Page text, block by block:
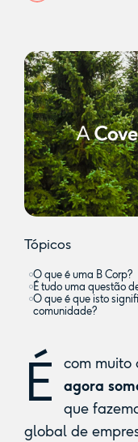
Tópicos
O que é uma B Corp?
É tudo uma questão
O que é que isto
comunidade?
É
com muito
agora
que
global de